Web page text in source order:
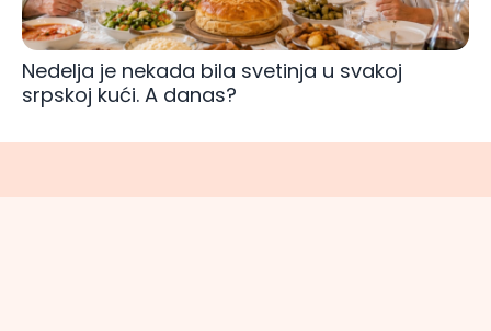
Nedelja je nekada bila svetinja u svakoj
srpskoj kući. A danas?